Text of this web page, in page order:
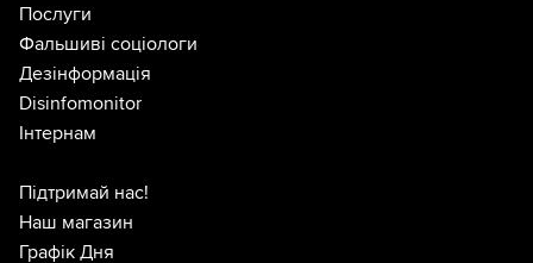
Послуги
Фальшиві соціологи
Дезінформація
Disinfomonitor
Інтернам
Підтримай нас!
Наш магазин
Графік Дня